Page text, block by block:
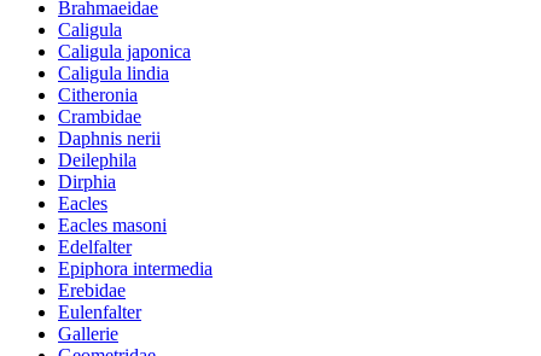
Brahmaeidae
Caligula
Caligula japonica
Caligula lindia
Citheronia
Crambidae
Daphnis nerii
Deilephila
Dirphia
Eacles
Eacles masoni
Edelfalter
Epiphora intermedia
Erebidae
Eulenfalter
Gallerie